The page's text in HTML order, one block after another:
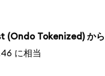
(Ondo Tokenized) から
に相当